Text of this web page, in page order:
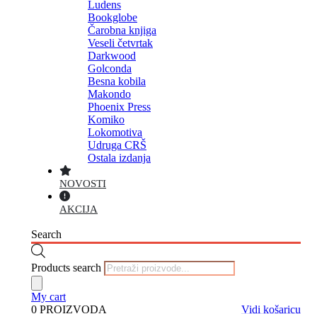
Ludens
Bookglobe
Čarobna knjiga
Veseli četvrtak
Darkwood
Golconda
Besna kobila
Makondo
Phoenix Press
Komiko
Lokomotiva
Udruga CRŠ
Ostala izdanja
NOVOSTI
AKCIJA
Search
Products search
My cart
0 PROIZVODA
Vidi košaricu